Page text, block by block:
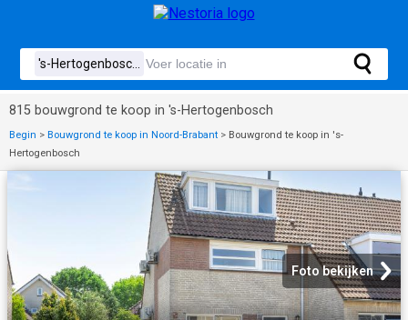
815 bouwgrond te koop in 's-Hertogenbosch
Begin > Bouwgrond te koop in Noord-Brabant > Bouwgrond te koop in 's-
Hertogenbosch
Foto bekijken